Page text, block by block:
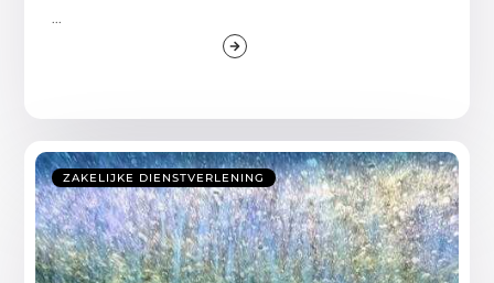
ZAKELIJKE DIENSTVERLENING